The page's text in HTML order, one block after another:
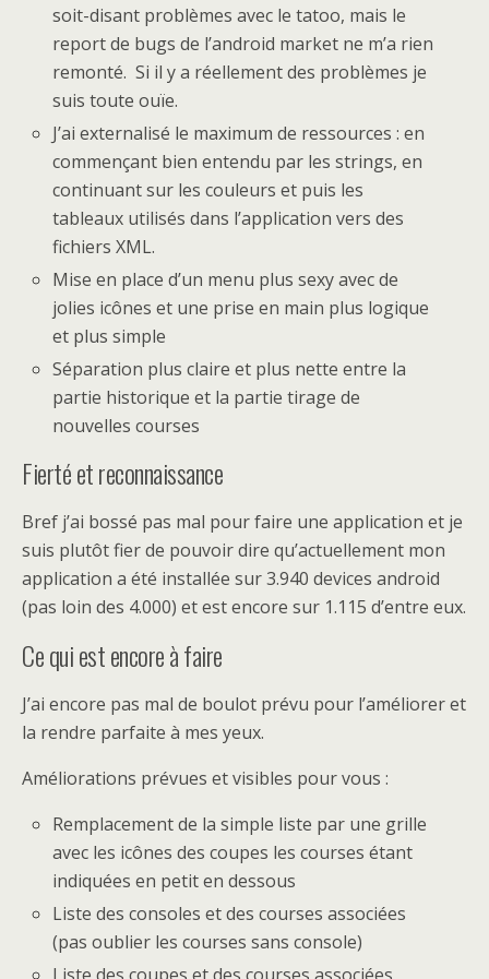
soit-disant problèmes avec le tatoo, mais le
report de bugs de l’android market ne m’a rien
remonté. Si il y a réellement des problèmes je
suis toute ouïe.
J’ai externalisé le maximum de ressources : en
commençant bien entendu par les strings, en
continuant sur les couleurs et puis les
tableaux utilisés dans l’application vers des
fichiers XML.
Mise en place d’un menu plus sexy avec de
jolies icônes et une prise en main plus logique
et plus simple
Séparation plus claire et plus nette entre la
partie historique et la partie tirage de
nouvelles courses
Fierté et reconnaissance
Bref j’ai bossé pas mal pour faire une application et je
suis plutôt fier de pouvoir dire qu’actuellement mon
application a été installée sur 3.940 devices android
(pas loin des 4.000) et est encore sur 1.115 d’entre eux.
Ce qui est encore à faire
J’ai encore pas mal de boulot prévu pour l’améliorer et
la rendre parfaite à mes yeux.
Améliorations prévues et visibles pour vous :
Remplacement de la simple liste par une grille
avec les icônes des coupes les courses étant
indiquées en petit en dessous
Liste des consoles et des courses associées
(pas oublier les courses sans console)